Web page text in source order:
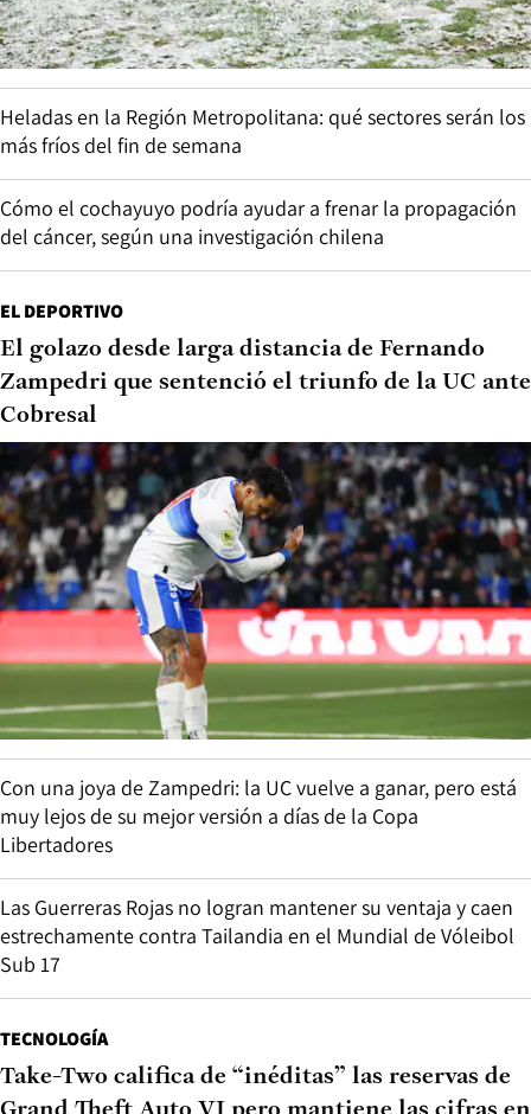
Heladas en la Región Metropolitana: qué sectores serán los
más fríos del fin de semana
Cómo el cochayuyo podría ayudar a frenar la propagación
del cáncer, según una investigación chilena
EL DEPORTIVO
El golazo desde larga distancia de Fernando
Zampedri que sentenció el triunfo de la UC ante
Cobresal
Con una joya de Zampedri: la UC vuelve a ganar, pero está
muy lejos de su mejor versión a días de la Copa
Libertadores
Las Guerreras Rojas no logran mantener su ventaja y caen
estrechamente contra Tailandia en el Mundial de Vóleibol
Sub 17
TECNOLOGÍA
Take-Two califica de “inéditas” las reservas de